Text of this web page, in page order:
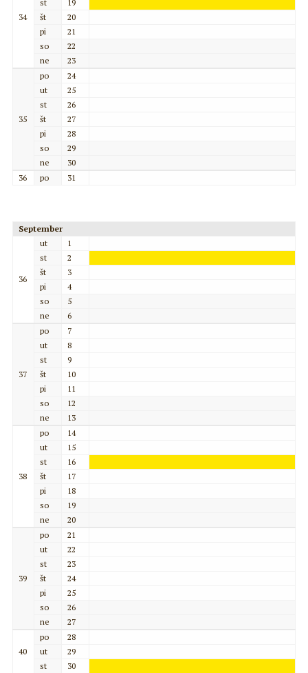
34
st
19
št
20
pi
21
so
22
ne
23
35
po
24
ut
25
st
26
št
27
pi
28
so
29
ne
30
36
po 31
September
36
ut
1
st
2
št
3
pi
4
so
5
ne
6
37
po
7
ut
8
st
9
št
10
pi
11
so
12
ne
13
38
po
14
ut
15
st
16
št
17
pi
18
so
19
ne
20
39
po
21
ut
22
st
23
št
24
pi
25
so
26
ne
27
40
po
28
ut
29
st
30